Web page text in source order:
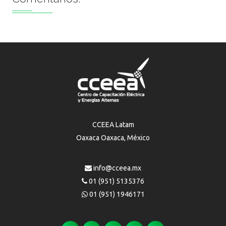
CCEEA Latam
Oaxaca Oaxaca, México
info@cceea.mx
01 (951) 5135376
01 (951) 1946171